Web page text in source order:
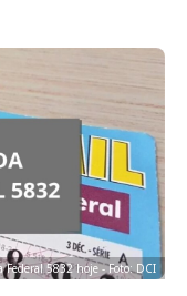
Federal 5832 hoje - Foto: DCI